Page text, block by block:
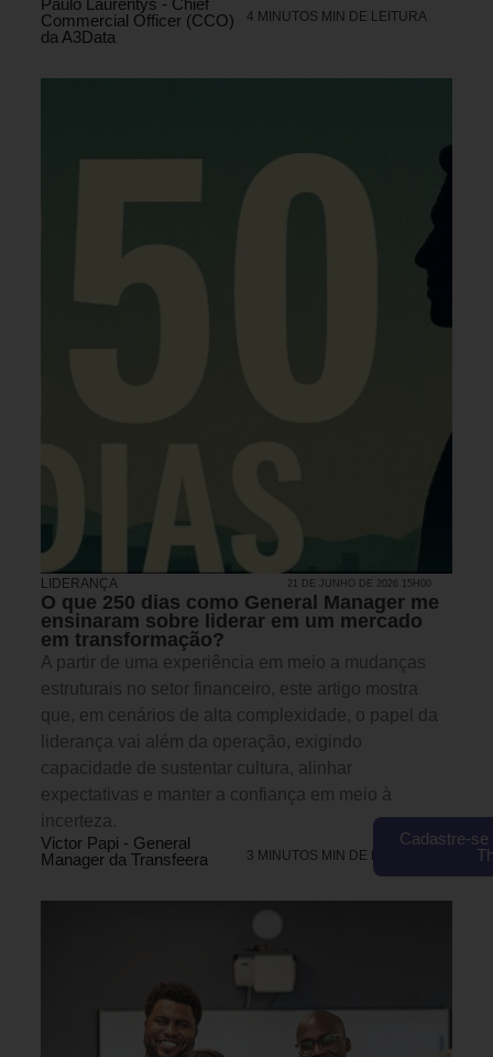
Paulo Laurentys - Chief
Commercial Officer (CCO)
da A3Data
4 MINUTOS MIN DE LEITURA
LIDERANÇA 21 DE JUNHO DE 2026 15H00
O que 250 dias como General Manager me
ensinaram sobre liderar em um mercado
em transformação?
A partir de uma experiência em meio a mudanças
estruturais no setor financeiro, este artigo mostra
que, em cenários de alta complexidade, o papel da
liderança vai além da operação, exigindo
capacidade de sustentar cultura, alinhar
expectativas e manter a confiança em meio à
incerteza.
Victor Papi - General
Manager da Transfeera
3 MINUTOS MIN DE LEITURA
Cadastre-